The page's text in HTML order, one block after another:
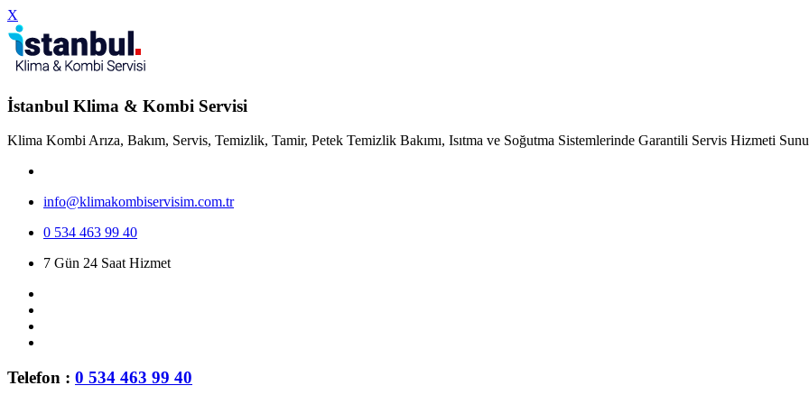
X
İstanbul Klima & Kombi Servisi
Klima Kombi Arıza, Bakım, Servis, Temizlik, Tamir, Petek Temizlik Bakımı, Isıtma ve Soğutma Sistemlerinde Garantili Servis Hizmeti
info@klimakombiservisim.com.tr
0 534 463 99 40
7 Gün 24 Saat Hizmet
Telefon : 0 534 463 99 40